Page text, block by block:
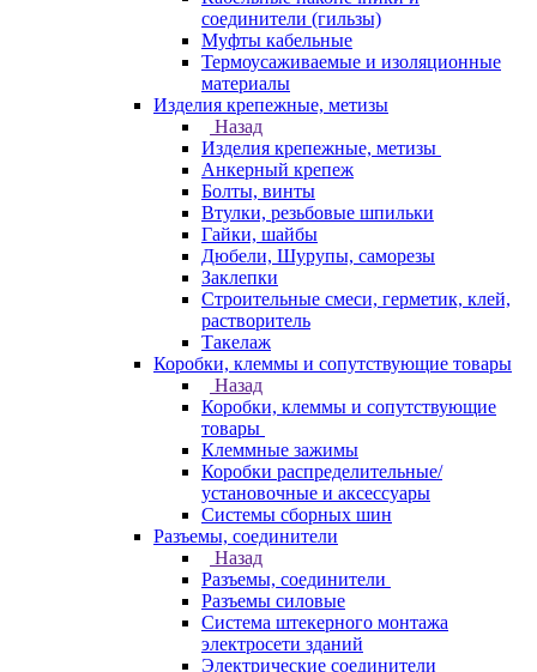
соединители (гильзы)
Муфты кабельные
Термоусаживаемые и изоляционные
материалы
Изделия крепежные, метизы
Назад
Изделия крепежные, метизы
Анкерный крепеж
Болты, винты
Втулки, резьбовые шпильки
Гайки, шайбы
Дюбели, Шурупы, саморезы
Заклепки
Строительные смеси, герметик, клей,
растворитель
Такелаж
Коробки, клеммы и сопутствующие товары
Назад
Коробки, клеммы и сопутствующие
товары
Клеммные зажимы
Коробки распределительные/
установочные и аксессуары
Системы сборных шин
Разъемы, соединители
Назад
Разъемы, соединители
Разъемы силовые
Система штекерного монтажа
электросети зданий
Электрические соединители